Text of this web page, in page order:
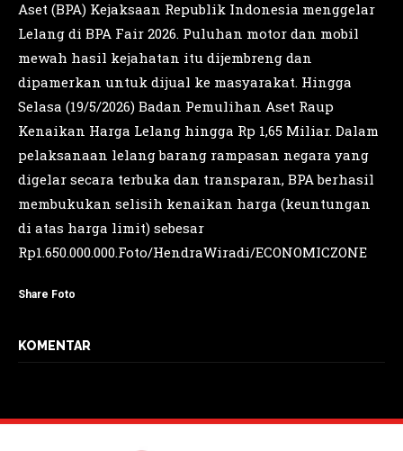
Aset (BPA) Kejaksaan Republik Indonesia menggelar
Lelang di BPA Fair 2026. Puluhan motor dan mobil
mewah hasil kejahatan itu dijembreng dan
dipamerkan untuk dijual ke masyarakat. Hingga
Selasa (19/5/2026) Badan Pemulihan Aset Raup
Kenaikan Harga Lelang hingga Rp 1,65 Miliar. Dalam
pelaksanaan lelang barang rampasan negara yang
digelar secara terbuka dan transparan, BPA berhasil
membukukan selisih kenaikan harga (keuntungan
di atas harga limit) sebesar
Rp1.650.000.000.Foto/HendraWiradi/ECONOMICZONE
Share Foto
KOMENTAR